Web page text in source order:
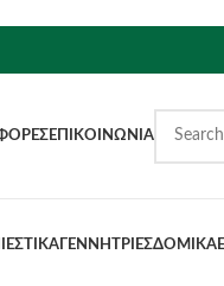
ΕΠΙΚΟΙΝΩΝΊΑ
ΓΕΝΝΗΤΡΙΕΣΔΟΜΙΚΑ